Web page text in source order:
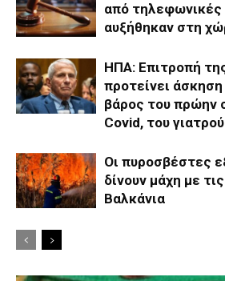
από τηλεφωνικές
αυξήθηκαν στη
ΗΠΑ: Επιτροπή
προτείνει
βάρος του πρώην
Covid, του
Οι πυροσβέστες
δίνουν μάχη με
Βαλκάνια